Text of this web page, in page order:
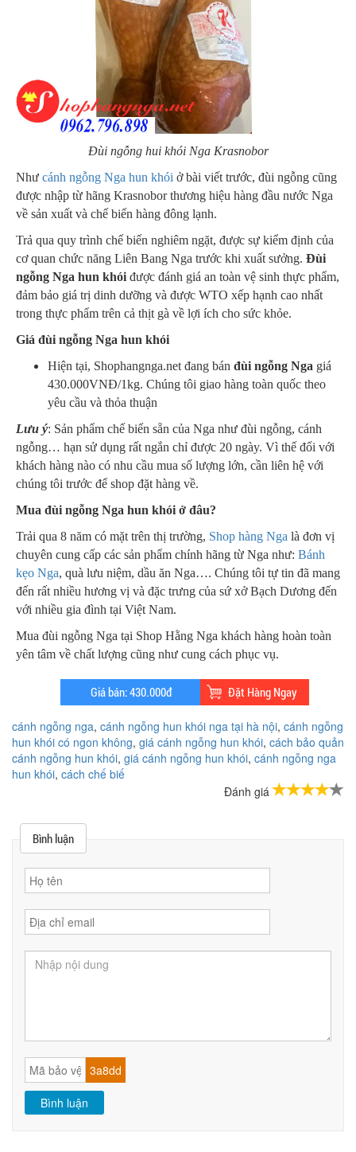
Đùi ngỗng hui khói Nga Krasnobor
Như cánh ngỗng Nga hun khói ở bài viết trước, đùi ngỗng cũng
được nhập từ hãng Krasnobor thương hiệu hàng đầu nước Nga
về sản xuất và chế biến hàng đông lạnh.
Trả qua quy trình chế biến nghiêm ngặt, được sự kiểm định của
cơ quan chức năng Liên Bang Nga trước khi xuất sưởng. Đùi
ngỗng Nga hun khói được đánh giá an toàn vệ sinh thực phẩm,
đảm bảo giá trị dinh dưỡng và được WTO xếp hạnh cao nhất
trong thực phẩm trên cả thịt gà về lợi ích cho sức khỏe.
Giá đùi ngỗng Nga hun khói
Hiện tại, Shophangnga.net đang bán đùi ngỗng Nga giá
430.000VNĐ/1kg. Chúng tôi giao hàng toàn quốc theo
yêu cầu và thỏa thuận
Lưu ý: Sản phẩm chế biến sẵn của Nga như đùi ngỗng, cánh
ngỗng… hạn sử dụng rất ngắn chỉ được 20 ngày. Vì thế đối với
khách hàng nào có nhu cầu mua số lượng lớn, cần liên hệ với
chúng tôi trước để shop đặt hàng về.
Mua đùi ngỗng Nga hun khói ở đâu?
Trải qua 8 năm có mặt trên thị trường, Shop hàng Nga là đơn vị
chuyên cung cấp các sản phẩm chính hãng từ Nga như: Bánh
kẹo Nga, quà lưu niệm, dầu ăn Nga…. Chúng tôi tự tin đã mang
đến rất nhiều hương vị và đặc trưng của sứ xở Bạch Dương đến
với nhiều gia đình tại Việt Nam.
Mua đùi ngỗng Nga tại Shop Hằng Nga khách hàng hoàn toàn
yên tâm về chất lượng cũng như cung cách phục vụ.
cánh ngỗng nga, cánh ngỗng hun khói nga tại hà nội, cánh ngỗng
hun khói có ngon không, giá cánh ngỗng hun khói, cách bảo quản
cánh ngỗng hun khói, giá cánh ngỗng hun khói, cánh ngỗng nga
hun khói, cách chế biế
Đánh giá
Bình luận